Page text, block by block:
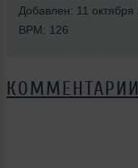
Добавлен: 11
BPM: 126
КОММЕНТАРИИ